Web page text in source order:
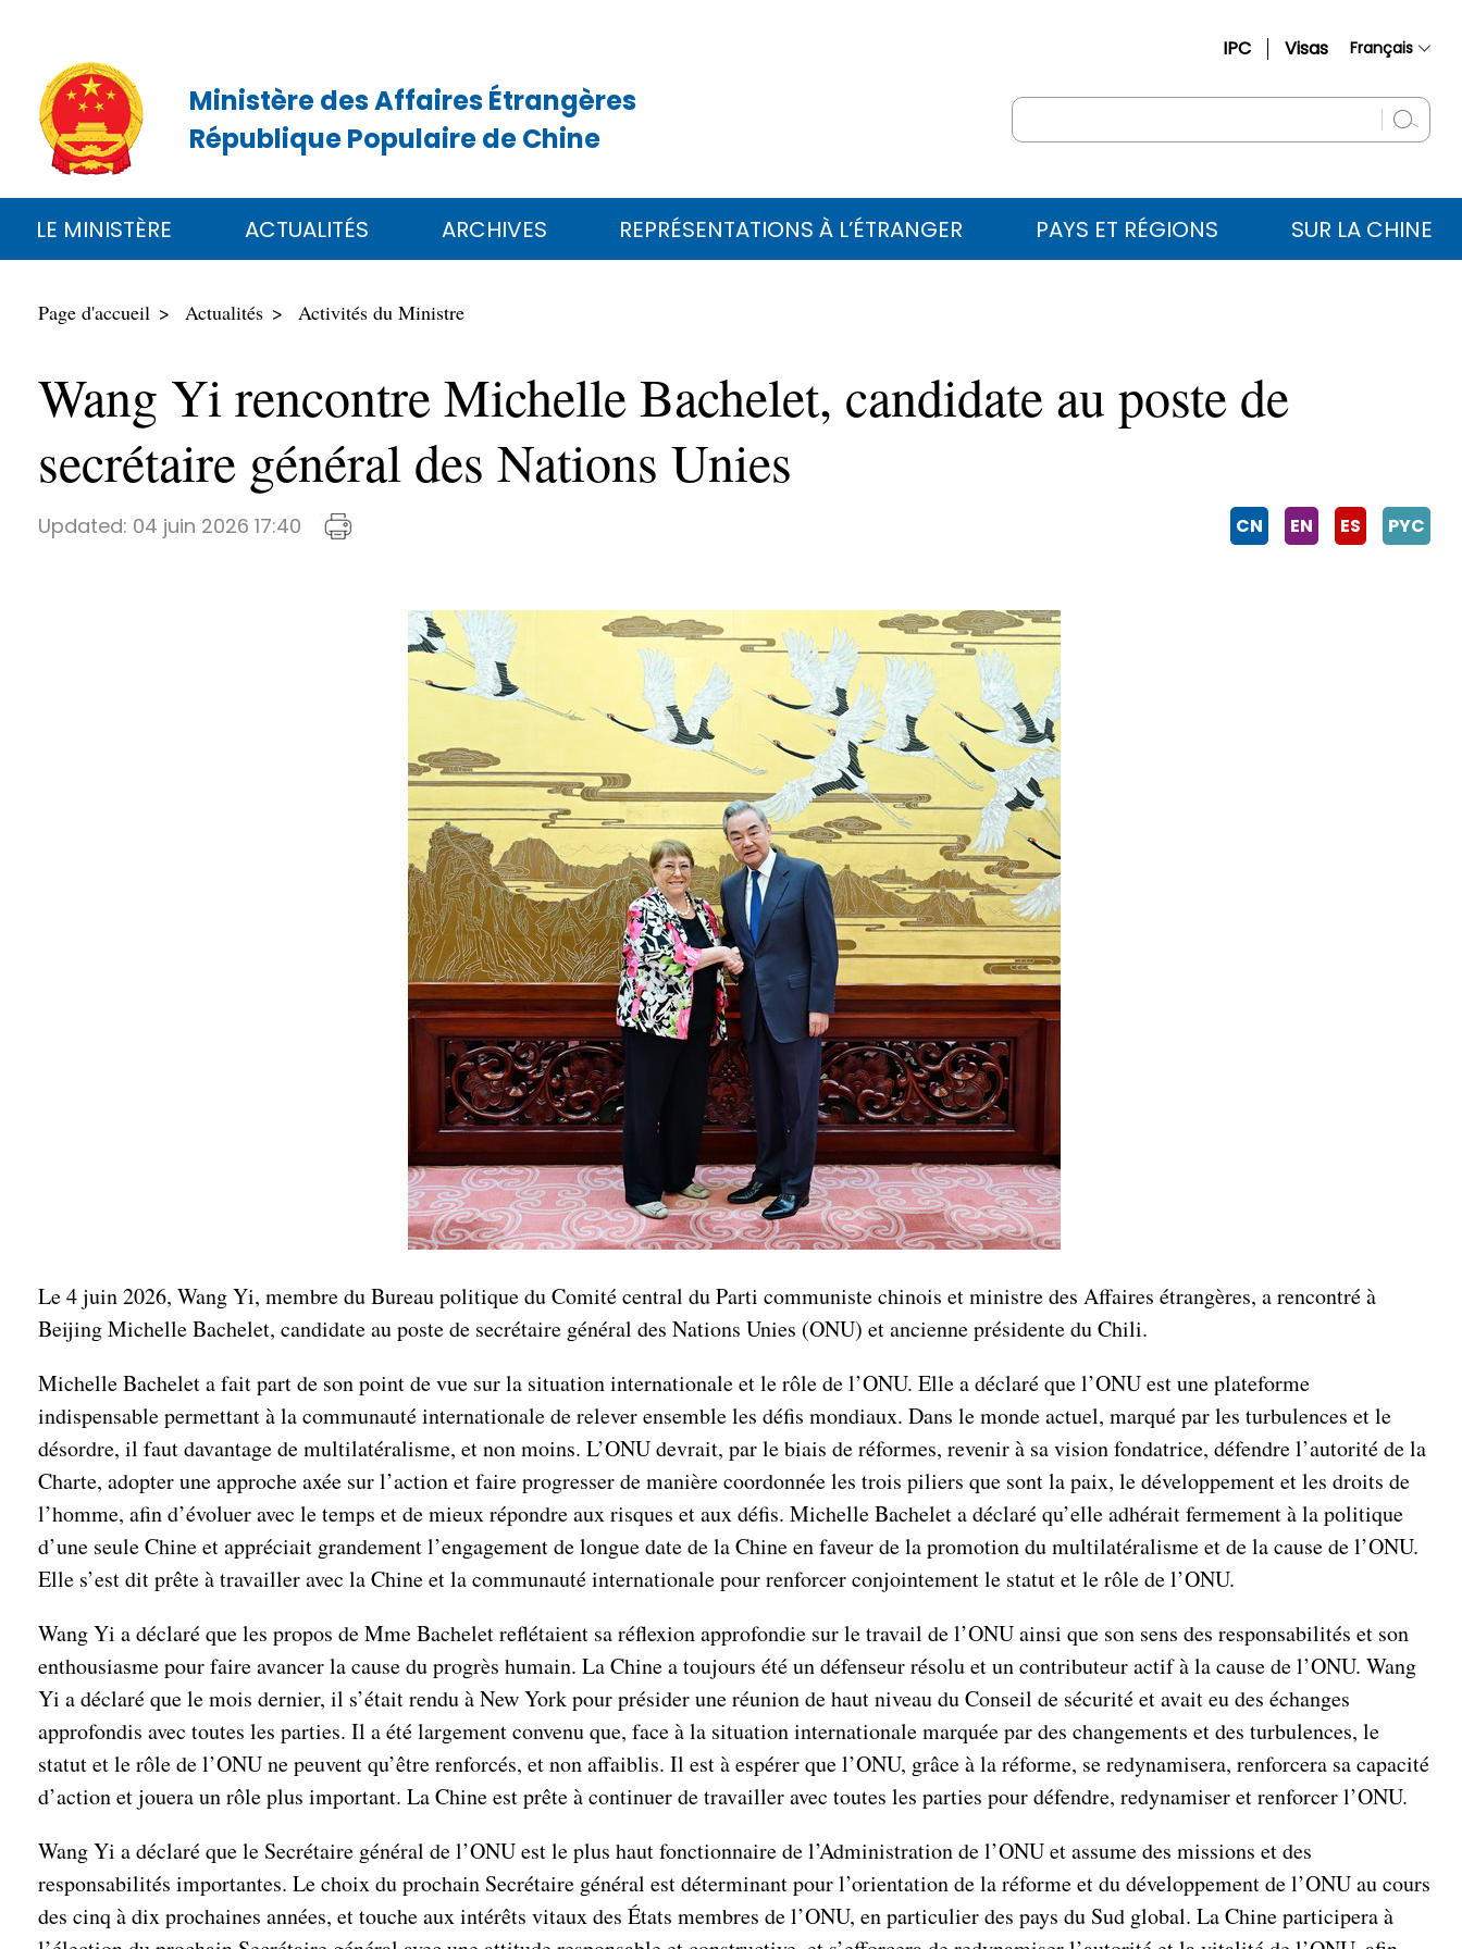
IPC Visas Français
English
عربي
Ministère des Affaires Étrangères
République Populaire de Chine
LE MINISTÈRE ACTUALITÉS ARCHIVES REPRÉSENTATIONS À L’ÉTRANGER PAYS ET RÉGIONS SUR LA CHINE
Page d'accueil Actualités Activités du Ministre
Wang Yi rencontre Michelle Bachelet, candidate au poste de
secrétaire général des Nations Unies
Updated: 04 juin 2026 17:40 CN EN ES PYC
Le 4 juin 2026, Wang Yi, membre du Bureau politique du Comité central du Parti communiste chinois et ministre des Affaires étrangères, a rencontré à
Beijing Michelle Bachelet, candidate au poste de secrétaire général des Nations Unies (ONU) et ancienne présidente du Chili.
Michelle Bachelet a fait part de son point de vue sur la situation internationale et le rôle de l’ONU. Elle a déclaré que l’ONU est une plateforme
indispensable permettant à la communauté internationale de relever ensemble les défis mondiaux. Dans le monde actuel, marqué par les turbulences et le
désordre, il faut davantage de multilatéralisme, et non moins. L’ONU devrait, par le biais de réformes, revenir à sa vision fondatrice, défendre l’autorité de la
Charte, adopter une approche axée sur l’action et faire progresser de manière coordonnée les trois piliers que sont la paix, le développement et les droits de
l’homme, afin d’évoluer avec le temps et de mieux répondre aux risques et aux défis. Michelle Bachelet a déclaré qu’elle adhérait fermement à la politique
d’une seule Chine et appréciait grandement l’engagement de longue date de la Chine en faveur de la promotion du multilatéralisme et de la cause de l’ONU.
Elle s’est dit prête à travailler avec la Chine et la communauté internationale pour renforcer conjointement le statut et le rôle de l’ONU.
Wang Yi a déclaré que les propos de Mme Bachelet reflétaient sa réflexion approfondie sur le travail de l’ONU ainsi que son sens des responsabilités et son
enthousiasme pour faire avancer la cause du progrès humain. La Chine a toujours été un défenseur résolu et un contributeur actif à la cause de l’ONU. Wang
Yi a déclaré que le mois dernier, il s’était rendu à New York pour présider une réunion de haut niveau du Conseil de sécurité et avait eu des échanges
approfondis avec toutes les parties. Il a été largement convenu que, face à la situation internationale marquée par des changements et des turbulences, le
statut et le rôle de l’ONU ne peuvent qu’être renforcés, et non affaiblis. Il est à espérer que l’ONU, grâce à la réforme, se redynamisera, renforcera sa capacité
d’action et jouera un rôle plus important. La Chine est prête à continuer de travailler avec toutes les parties pour défendre, redynamiser et renforcer l’ONU.
Wang Yi a déclaré que le Secrétaire général de l’ONU est le plus haut fonctionnaire de l’Administration de l’ONU et assume des missions et des
responsabilités importantes. Le choix du prochain Secrétaire général est déterminant pour l’orientation de la réforme et du développement de l’ONU au cours
des cinq à dix prochaines années, et touche aux intérêts vitaux des États membres de l’ONU, en particulier des pays du Sud global. La Chine participera à